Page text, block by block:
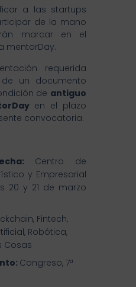
a las startups
de la mano
marcar en el
mentorDay.
requerida
un documento
de antiguo
en el plazo
convocatoria.
Centro de
y Empresarial
20 y 21 de marzo
Fintech,
Robótica,
Cosas
Congreso, 7ª